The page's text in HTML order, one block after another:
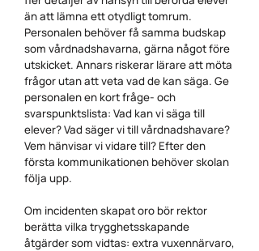
än att lämna ett otydligt tomrum.
Personalen behöver få samma budskap
som vårdnadshavarna, gärna något före
utskicket. Annars riskerar lärare att möta
frågor utan att veta vad de kan säga. Ge
personalen en kort fråge- och
svarspunktslista: Vad kan vi säga till
elever? Vad säger vi till vårdnadshavare?
Vem hänvisar vi vidare till? Efter den
första kommunikationen behöver skolan
följa upp.
Om incidenten skapat oro bör rektor
berätta vilka trygghetsskapande
åtgärder som vidtas: extra vuxennärvaro,